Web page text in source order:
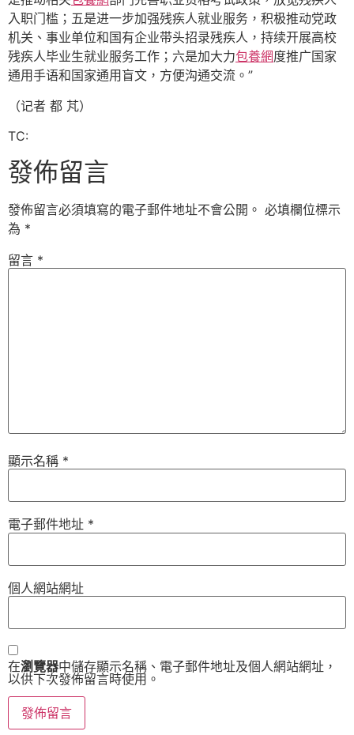
入职门槛；五是进一步加强残疾人就业服务，积极推动党政
机关、事业单位和国有企业带头招录残疾人，持续开展高校
残疾人毕业生就业服务工作；六是加大力包養網度推广国家
通用手语和国家通用盲文，方便沟通交流。”
（记者 都 芃）
TC:
發佈留言
發佈留言必須填寫的電子郵件地址不會公開。 必填欄位標示
為 *
留言 *
顯示名稱 *
電子郵件地址 *
個人網站網址
在瀏覽器中儲存顯示名稱、電子郵件地址及個人網站網址，
以供下次發佈留言時使用。